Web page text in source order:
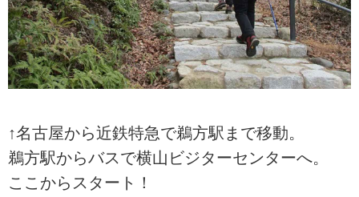
↑名古屋から近鉄特急で鵜方駅まで移動。
鵜方駅からバスで横山ビジターセンターへ。
ここからスタート！